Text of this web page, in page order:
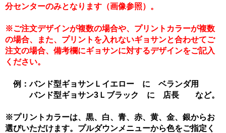
分センターのみとなります（画像参照）。
※ご注文デザインが複数の場合や、プリントカラーが複数
の場合、また、プリントを入れないギョサンと合わせてご
注文の場合、備考欄にギョサンに対するデザインをご記入
ください。
例：バンド型ギョサンＬイエロー に ベランダ用
バンド型ギョサン3Ｌブラック に 店長 など。
※プリントカラーは、黒、白、青、赤、黄、金、銀からお
選びいただけます。プルダウンメニューから色をご指定く